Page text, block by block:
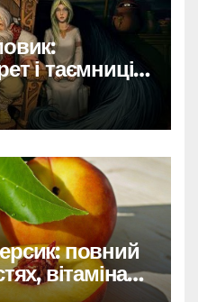
і таємниці
повний
вітамінах і